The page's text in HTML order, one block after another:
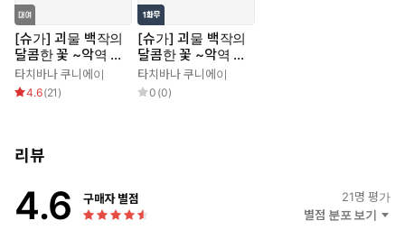
[슈가] 괴물 백작의
달콤한 꽃 ~악역 영
애는 침대에서 흩날
린다~
타치바나 쿠니에이
4.6(21 )
[슈가] 괴물 백작의
달콤한 꽃 ~악역 영
애는 침대에서 흩날
린다~
타치바나 쿠니에이
0 (0)
리뷰
4.6 구매자 별점 21명 평가
별점 분포 보기